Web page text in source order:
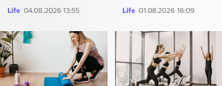
Life 04.08.2026 13:55 Life 01.08.2026 16:09